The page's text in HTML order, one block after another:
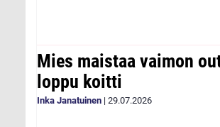
Mies maistaa vaimon
loppu koitti
Inka Janatuinen | 29.07.2026